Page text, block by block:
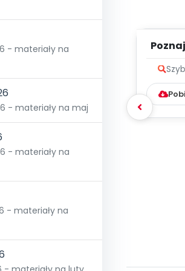
- materiały na
- materiały na maj
- materiały na
- materiały na